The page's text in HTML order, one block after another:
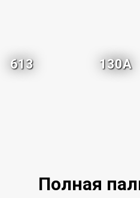
613 130A
Полная